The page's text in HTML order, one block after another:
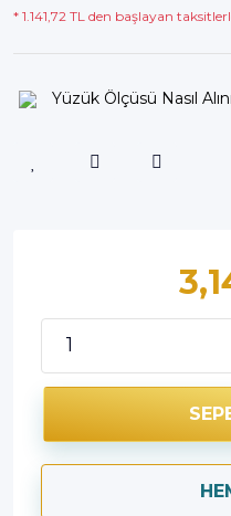
* 1.141,72 TL den başlayan
Yüzük Ölçüsü Nasıl